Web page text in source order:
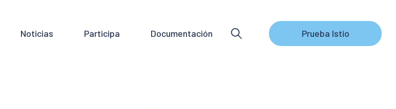
Noticias Participa Documentación Prueba Istio